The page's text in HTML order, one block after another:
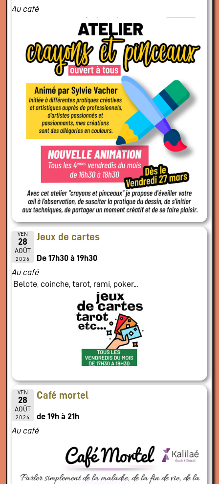
Au café
VEN
28
AOÛT
2026
Jeux de cartes
De 17h30 à 19h30
Au café
Belote, coinche, tarot, rami, poker...
VEN
28
AOÛT
2026
Café mortel
de 19h à 21h
Au café